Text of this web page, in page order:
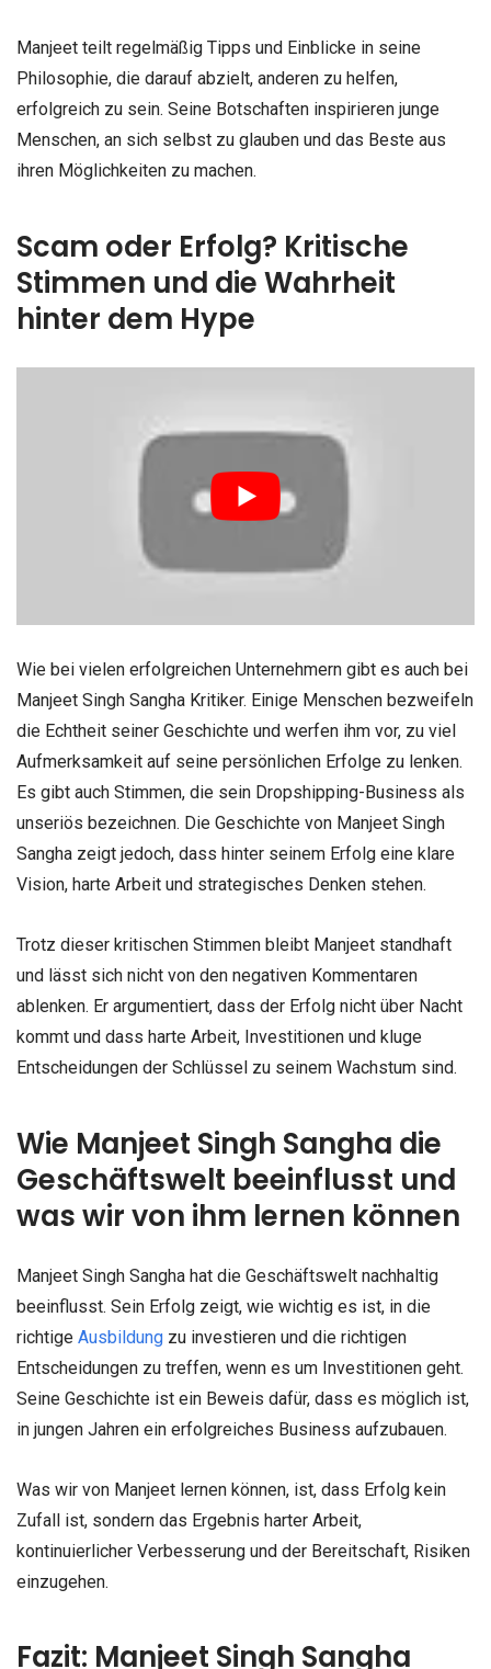
Manjeet teilt regelmäßig Tipps und Einblicke in seine
Philosophie, die darauf abzielt, anderen zu helfen,
erfolgreich zu sein. Seine Botschaften inspirieren junge
Menschen, an sich selbst zu glauben und das Beste aus
ihren Möglichkeiten zu machen.
Scam oder Erfolg? Kritische
Stimmen und die Wahrheit
hinter dem Hype
Wie bei vielen erfolgreichen Unternehmern gibt es auch bei
Manjeet Singh Sangha Kritiker. Einige Menschen bezweifeln
die Echtheit seiner Geschichte und werfen ihm vor, zu viel
Aufmerksamkeit auf seine persönlichen Erfolge zu lenken.
Es gibt auch Stimmen, die sein Dropshipping-Business als
unseriös bezeichnen. Die Geschichte von Manjeet Singh
Sangha zeigt jedoch, dass hinter seinem Erfolg eine klare
Vision, harte Arbeit und strategisches Denken stehen.
Trotz dieser kritischen Stimmen bleibt Manjeet standhaft
und lässt sich nicht von den negativen Kommentaren
ablenken. Er argumentiert, dass der Erfolg nicht über Nacht
kommt und dass harte Arbeit, Investitionen und kluge
Entscheidungen der Schlüssel zu seinem Wachstum sind.
Wie Manjeet Singh Sangha die
Geschäftswelt beeinflusst und
was wir von ihm lernen können
Manjeet Singh Sangha hat die Geschäftswelt nachhaltig
beeinflusst. Sein Erfolg zeigt, wie wichtig es ist, in die
richtige Ausbildung zu investieren und die richtigen
Entscheidungen zu treffen, wenn es um Investitionen geht.
Seine Geschichte ist ein Beweis dafür, dass es möglich ist,
in jungen Jahren ein erfolgreiches Business aufzubauen.
Was wir von Manjeet lernen können, ist, dass Erfolg kein
Zufall ist, sondern das Ergebnis harter Arbeit,
kontinuierlicher Verbesserung und der Bereitschaft, Risiken
einzugehen.
Fazit: Manjeet Singh Sangha